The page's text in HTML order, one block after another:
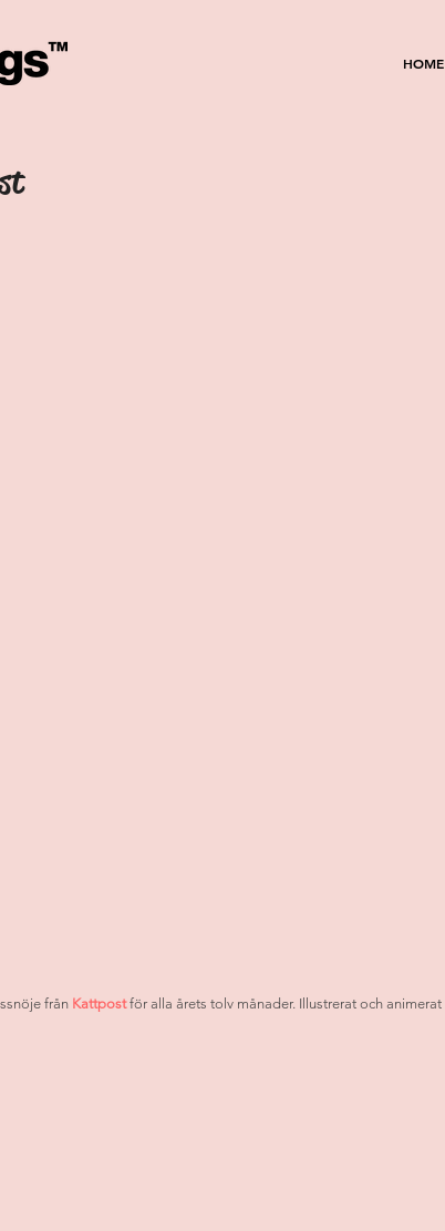
HOME
från Kattpost för alla årets tolv månader. Illustrerat och animerat